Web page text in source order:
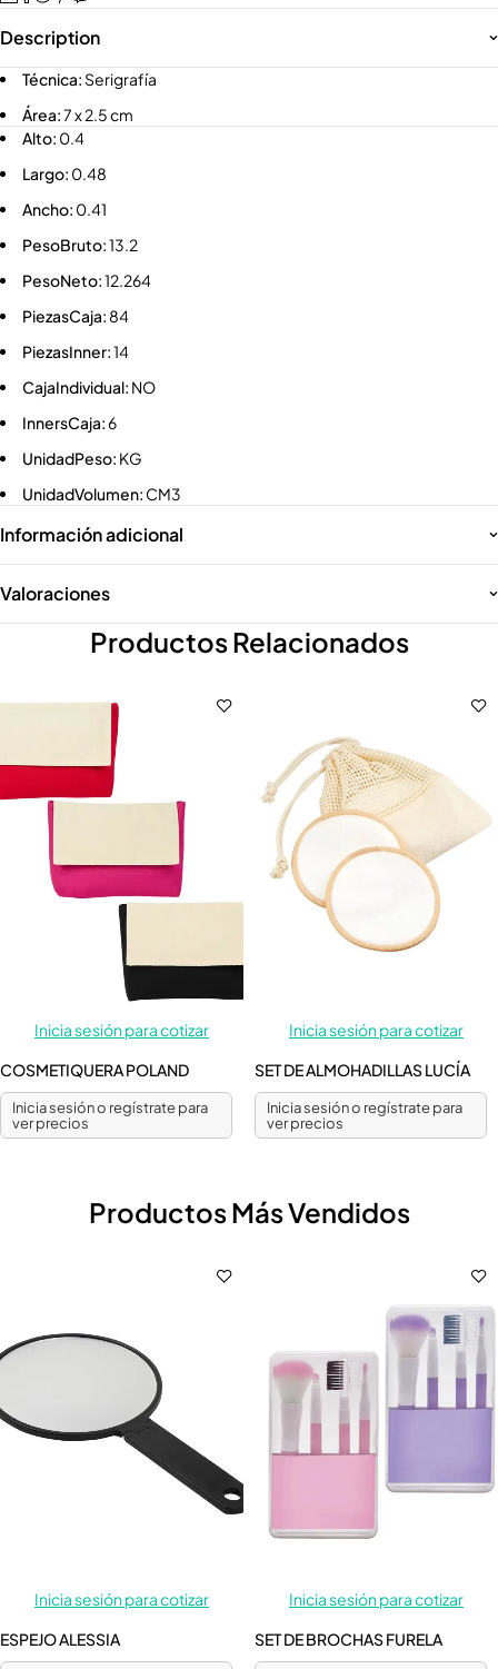
Description
Técnica: Serigrafía
Área:7 x 2.5 cm
Alto: 0.4
Largo: 0.48
Ancho: 0.41
PesoBruto:13.2
PesoNeto:12.264
PiezasCaja: 84
PiezasInner:14
CajaIndividual: NO
InnersCaja:6
UnidadPeso: KG
UnidadVolumen: CM3
Información adicional
Valoraciones
Productos Relacionados
Inicia sesión para cotizar
COSMETIQUERA POLAND
Inicia sesión o regístrate para
ver precios
Inicia sesión para cotizar
SET DE ALMOHADILLAS LUCÍA
Inicia sesión o regístrate para
ver precios
Productos Más Vendidos
Inicia sesión para cotizar
ESPEJO ALESSIA
Inicia sesión para cotizar
SET DE BROCHAS FURELA